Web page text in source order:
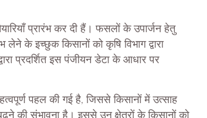
प्रारंभ कर दी हैं। फसलों के उपार्जन हेतु
लेने के इच्छुक किसानों को कृषि विभाग द्वारा
प्रदर्शित इस पंजीयन डेटा के आधार पर
पहल की गई है, जिससे किसानों में उत्साह
की संभावना है। इससे उन क्षेत्रों के किसानों को